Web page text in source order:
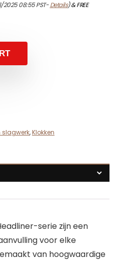
08:55 PST-Details)&FREE
slagwerk,Klokken
serie zijn een
voor elke
van hoogwaardige